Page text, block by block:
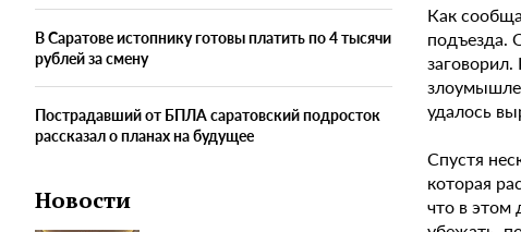
В Саратове истопнику готовы платить по 4 тысячи
рублей за смену
Пострадавший от БПЛА саратовский подросток
рассказал о планах на будущее
Новости
Как
подъезда.
удалось
Спустя
которая
что в этом